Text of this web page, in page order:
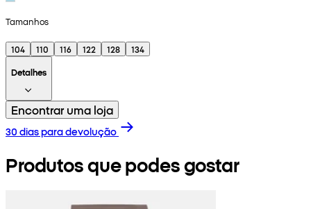
Tamanhos
104 110 116 122 128
134
Detalhes
Encontrar uma loja
30 dias para devolução
Produtos que podes gostar